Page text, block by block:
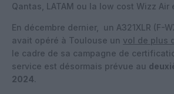
Qantas, LATAM ou la low cost Wizz Air
En décembre dernier, un A321XLR (F-
avait opéré à Toulouse un vol de plus
le cadre de sa campagne de
service est désormais prévue au
2024.